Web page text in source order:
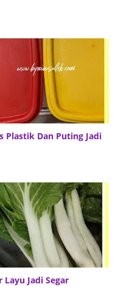
Plastik Dan Puting Jadi
Jadi Segar